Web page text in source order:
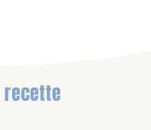
recette